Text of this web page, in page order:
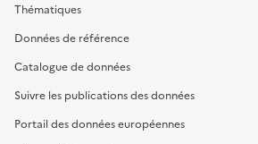
Thématiques
Données de référence
Catalogue de données
Suivre les publications des données
Portail des données européennes